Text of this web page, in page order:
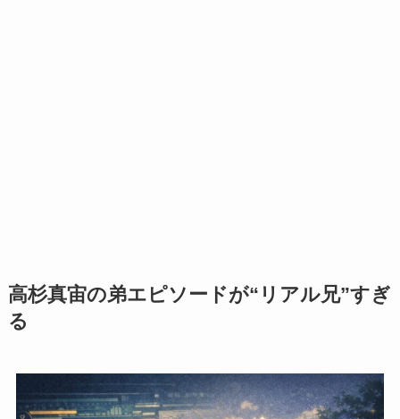
高杉真宙の弟エピソードが“リアル兄”すぎ
る